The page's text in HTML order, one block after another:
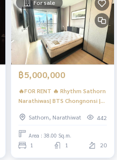
For sale
฿5,000,000
🔥FOR RENT 🔥 Rhythm Sathorn
Narathiwas| BTS Chongnonsi |
Sathorn, Narathiwat
442
Area : 38.00 Sq.m.
1 1 20